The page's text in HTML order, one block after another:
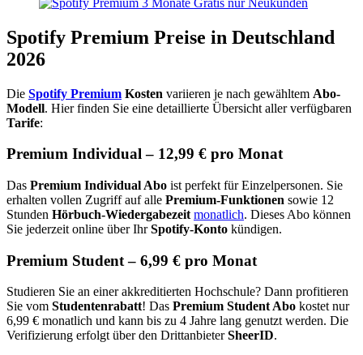
Spotify Premium Preise in Deutschland
2026
Die Spotify Premium Kosten variieren je nach gewähltem Abo-
Modell. Hier finden Sie eine detaillierte Übersicht aller verfügbaren
Tarife:
Premium Individual – 12,99 € pro Monat
Das Premium Individual Abo ist perfekt für Einzelpersonen. Sie
erhalten vollen Zugriff auf alle Premium-Funktionen sowie 12
Stunden Hörbuch-Wiedergabezeit monatlich. Dieses Abo können
Sie jederzeit online über IhrSpotify-Konto kündigen.
Premium Student – 6,99 € pro Monat
Studieren Sie an einer akkreditierten Hochschule? Dann profitieren
Sie vom Studentenrabatt! Das Premium Student Abo kostet nur
6,99 € monatlich und kann bis zu 4 Jahre lang genutzt werden. Die
Verifizierung erfolgt über den DrittanbieterSheerID.